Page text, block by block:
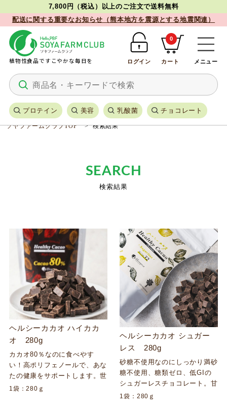
7,800円（税込）以上のご注文で送料無料
配送に関する重要なお知らせ（熊本地方を震源とする地震関連）
植物性食品ですこやかな毎日を
プロテイン 美容 乳酸菌 チョコレート
ログイン カート
0
メニュー
ソヤファームクラブTOP 検索結果
SEARCH
検索結果
ヘルシーカカオ ハイカカ
オ 280g
カカオ80％なのに食べやす
い！高ポリフェノールで、あな
たの健康をサポートします。世
界3位のチョコレートメーカー
1袋：280ｇ
ヘルシーカカオ シュガー
レス 280g
砂糖不使用なのにしっかり満砂
糖不使用、糖類ゼロ、低GIの
シュガーレスチョコレート。甘
みとほのかなビター感。罪悪感
1袋：280ｇ